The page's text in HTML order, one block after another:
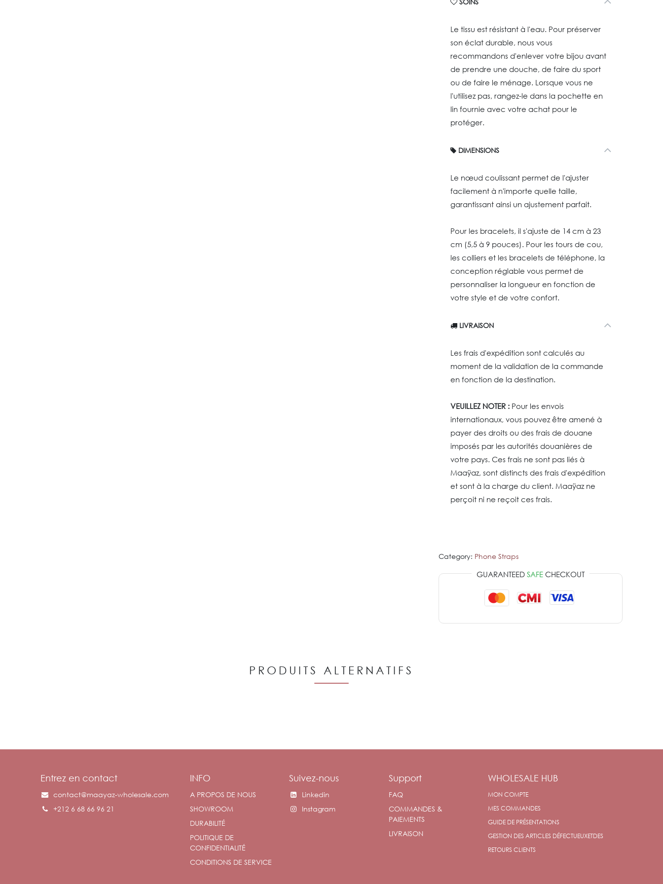
Le tissu est résistant à l'eau. Pour préserver
son éclat durable, nous vous
recommandons d'enlever votre bijou avant
de prendre une douche, de faire du sport
ou de faire le ménage. Lorsque vous ne
l'utilisez pas, rangez-le dans la pochette en
lin fournie avec votre achat pour le
protéger.
DIMENSIONS
Le nœud coulissant permet de l'ajuster
facilement à n'importe quelle taille,
garantissant ainsi un ajustement parfait.
Pour les bracelets, il s'ajuste de 14 cm à 23
cm (5,5 à 9 pouces). Pour les tours de cou,
les colliers et les bracelets de téléphone, la
conception réglable vous permet de
personnaliser la longueur en fonction de
votre style et de votre confort.
LIVRAISON
Les frais d'expédition sont calculés au
moment de la validation de la commande
en fonction de la destination.
VEUILLEZ NOTER : Pour les envois
internationaux, vous pouvez être amené à
payer des droits ou des frais de douane
imposés par les autorités douanières de
votre pays. Ces frais ne sont pas liés à
Maaÿaz, sont distincts des frais d'expédition
et sont à la charge du client. Maaÿaz ne
perçoit ni ne reçoit ces frais.​
Category: Phone Straps
GUARANTEED SAFECHECKOUT
PRODUITS ALTERNATIFS
Entrez en contact
contact@maayaz-wholesale.com
+212 6 68 66 96 21
INFO
A PROPOS DE NOUS
SHOWROOM
DURABILITÉ
POLITIQUE DE
CONFIDENTIALITÉ
CONDITIONS DE SERVICE
Suivez-nous
Linkedin
Instagram
Support
FAQ
COMMANDES &
PAIEMENTS
LIVRAISON
WHOLESALE HUB
MON COMPTE
MES COMMANDES
GUIDE DE PRÉSENTATIONS
GESTION DES ARTICLES DÉFECTUEUXETDES
RETOURS CLIENTS